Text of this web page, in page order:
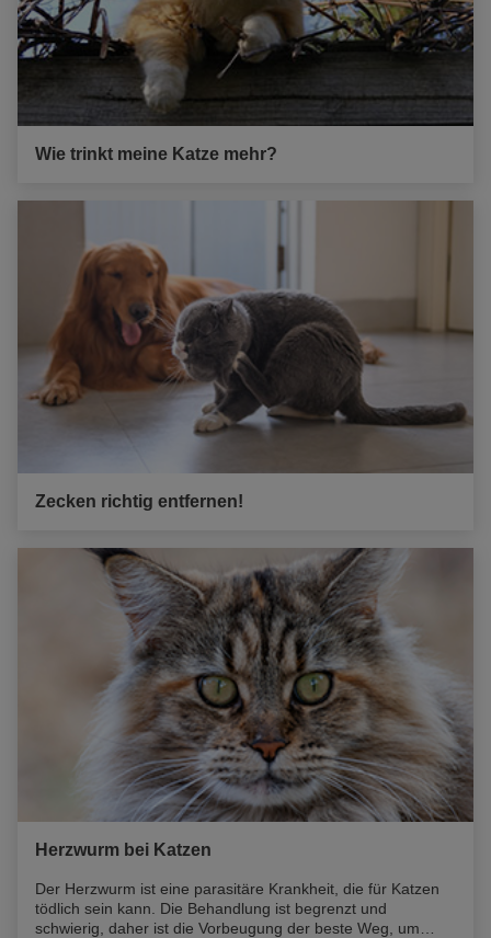
Wie trinkt meine Katze mehr?
Zecken richtig entfernen!
Herzwurm bei Katzen
Der Herzwurm ist eine parasitäre Krankheit, die für Katzen
tödlich sein kann. Die Behandlung ist begrenzt und
schwierig, daher ist die Vorbeugung der beste Weg, um